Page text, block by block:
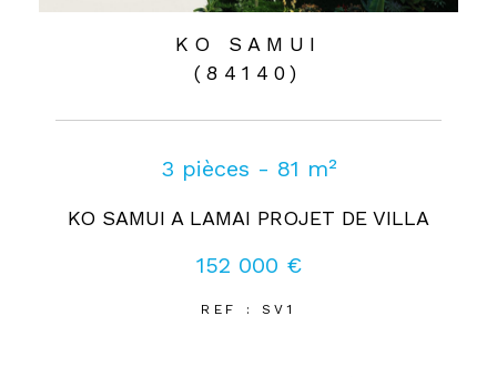
KO SAMUI
(84140)
3 pièces - 81 m²
KO SAMUI A LAMAI PROJET DE VILLA
152 000 €
REF : SV1